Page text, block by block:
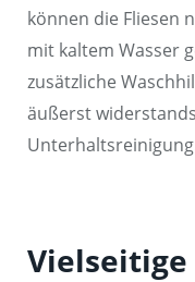
können die Fliesen
mit kaltem Wasser
zusätzliche
äußerst